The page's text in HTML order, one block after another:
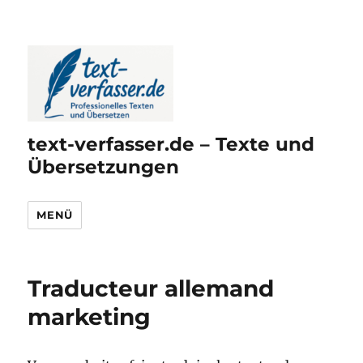
text-verfasser.de – Texte und
Übersetzungen
MENÜ
Traducteur allemand
marketing